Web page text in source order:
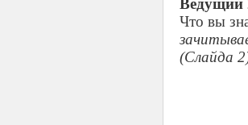
Ведущий
Что вы
(Слайда